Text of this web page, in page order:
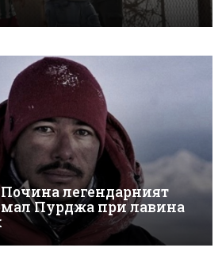
легендарният
Пурджа при лавина